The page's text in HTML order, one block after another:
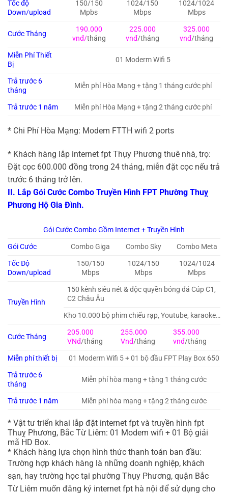
Tốc độ
Down/upload
150/150
Mpbs
1024/150
Mbps
1024/1024
Mbps
Cước Tháng
190.000
vnđ/tháng
225.000
vnđ/tháng
325.000
vnđ/tháng
Miễn Phí Thiết
Bị
01 Moderm Wifi 5
Trả trước 6
tháng
Miễn phí Hòa Mạng + tặng 1 tháng cước phí
Trả trước 1 năm Miễn phí Hòa Mạng + tặng 2 tháng cước phí
* Chi Phí Hòa Mạng: Modem FTTH wifi 2 ports
* Khách hàng lắp internet fpt Thụy Phương thuê nhà, trọ:
Đặt cọc 600.000 đồng trong 24 tháng, miễn đặt cọc nếu trả
trước 6 tháng trở lên.
II. Lắp Gói Cước Combo Truyền Hình FPT Phường Thuỵ
Phương Hộ Gia Đình.
Gói Cước Combo Gồm Internet + Truyền Hình
Gói Cước
Combo Giga Combo Sky
Combo Meta
Tốc Độ
Down/upload
150/150
Mbps
1024/150
Mbps
1024/1024
Mbps
Truyền Hình
150 kênh siêu nét & độc quyền bóng đá Cúp C1,
C2 Châu Âu
Kho 10.000 bộ phim chiếu rạp, Youtube, karaoke…
Cước Tháng
205.000
VNđ/tháng
255.000
Vnđ/tháng
355.000
vnđ/tháng
Miễn phí thiết bị
01 Moderm Wifi 5 + 01 bộ đầu FPT Play Box 650
Trả trước 6
tháng
Miễn phí hòa mạng + tặng 1 tháng cước
Trả trước 1 năm Miễn phí hòa mạng + tặng 2 tháng cước
* Vật tư triển khai lắp đặt internet fpt và truyền hình fpt
Thuỵ Phương, Bắc Từ Liêm: 01 Modem wifi + 01 Bộ giải
mã HD Box.
* Khách hàng lựa chọn hình thức thanh toán ban đầu:
Trường hợp khách hàng là những doanh nghiệp, khách
sạn, hay trường học tại phường Thụy Phương, quận Bắc
Từ Liêm muốn đăng ký internet fpt hà nội để sử dụng cho